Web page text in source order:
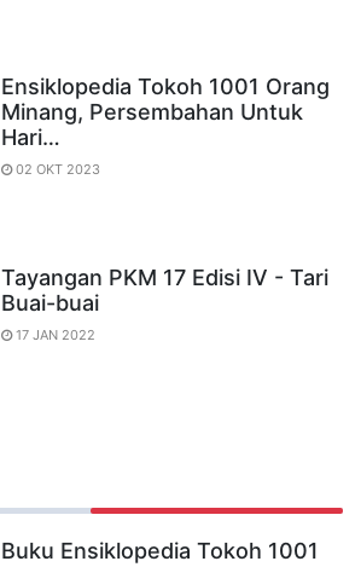
Ensiklopedia Tokoh 1001 Orang
Minang, Persembahan Untuk
Hari…
02 OKT 2023
Tayangan PKM 17 Edisi IV - Tari
Buai-buai
17 JAN 2022
Buku Ensiklopedia Tokoh 1001